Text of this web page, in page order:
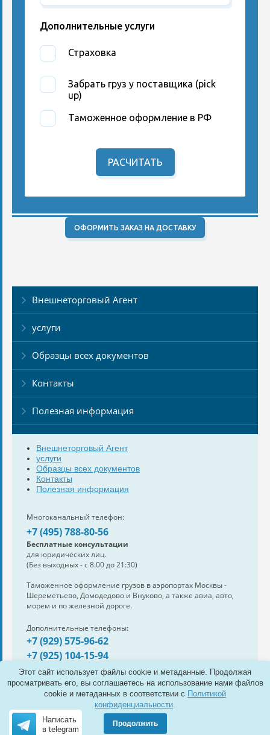
Этот сайт использует файлы cookie и метаданные. Продолжая
просматривать его, вы соглашаетесь на использование нами файлов
cookie и метаданных в соответствии с Политикой
конфиденциальности.
Продолжить
Написать
в telegram
Дополнительные услуги
Страховка
Забрать груз у поставщика (pick
up)
Таможенное оформление в РФ
РАСЧИТАТЬ
ОФОРМИТЬ ЗАКАЗ НА ДОСТАВКУ
Внешнеторговый Агент
услуги
Образцы всех документов
Контакты
Полезная информация
Внешнеторговый Агент
услуги
Образцы всех документов
Контакты
Полезная информация
Многоканальный телефон:
+7 (495) 788-80-56
Бесплатные консультации
для юридических лиц.
(Без выходных - с 8:00 до 21:30)
Таможенное оформление грузов в аэропортах Москвы -
Шереметьево, Домодедово и Внуково, а также авиа, авто,
морем и по железной дороге.
Дополнительные телефоны:
+7 (929) 575-96-62
+7 (925) 104-15-94
Также нам можно написать:
e-mail:info@s-standard.ru
Полная версия сайта
© 2011 Таможенный брокер